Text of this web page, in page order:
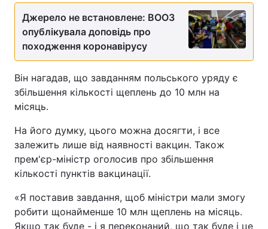
Джерело не встановлене: ВООЗ
опублікувала доповідь про
походження коронавірусу
Він нагадав, що завданням польського уряду є
збільшення кількості щеплень до 10 млн на
місяць.
На його думку, цього можна досягти, і все
залежить лише від наявності вакцин. Також
прем'єр-міністр оголосив про збільшення
кількості пунктів вакцинації.
«Я поставив завдання, щоб міністри мали змогу
робити щонайменше 10 млн щеплень на місяць.
Якщо так буде - і я переконаний, що так буде і це